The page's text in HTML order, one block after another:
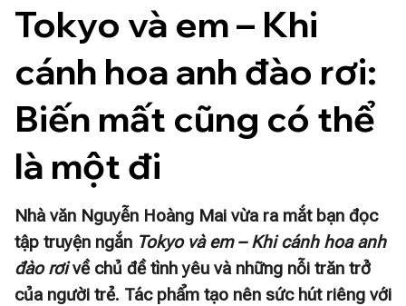
Tokyo và em – Khi
cánh hoa anh đào rơi:
Biến mất cũng có thể
là một đi
Nhà văn Nguyễn Hoàng Mai vừa ra mắt bạn đọc
tập truyện ngắn Tokyo và em – Khi cánh hoa anh
đào rơivề chủ đề tình yêu và những nỗi trăn trở
của người trẻ. Tác phẩm tạo nên sức hút riêng với